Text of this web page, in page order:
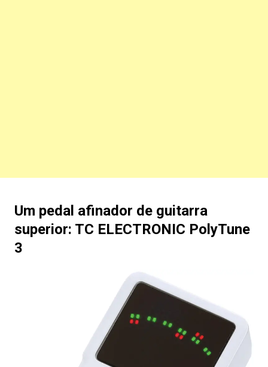
Um pedal afinador de guitarra
superior: TC ELECTRONIC PolyTune
3